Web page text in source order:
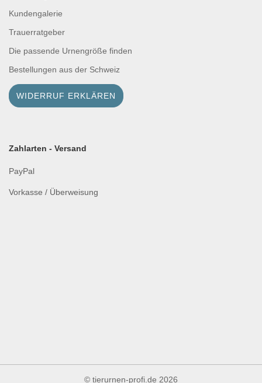
Kundengalerie
Trauerratgeber
Die passende Urnengröße finden
Bestellungen aus der Schweiz
WIDERRUF ERKLÄREN
Zahlarten - Versand
PayPal
Vorkasse / Überweisung
© tierurnen-profi.de 2026